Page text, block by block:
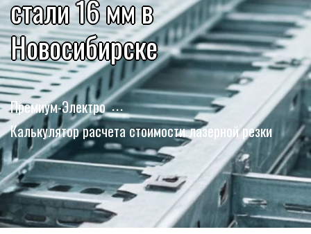
стали 16 мм в
Новосибирске
Премиум-Электро
Калькулятор расчета стоимости лазерной резки